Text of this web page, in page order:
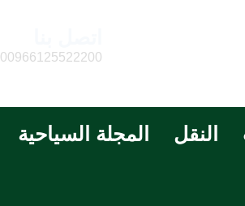
00966125522200
النقل المجلة السياحية